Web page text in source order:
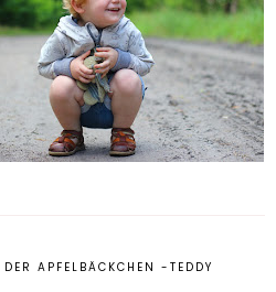
DER APFELBÄCKCHEN -TEDDY